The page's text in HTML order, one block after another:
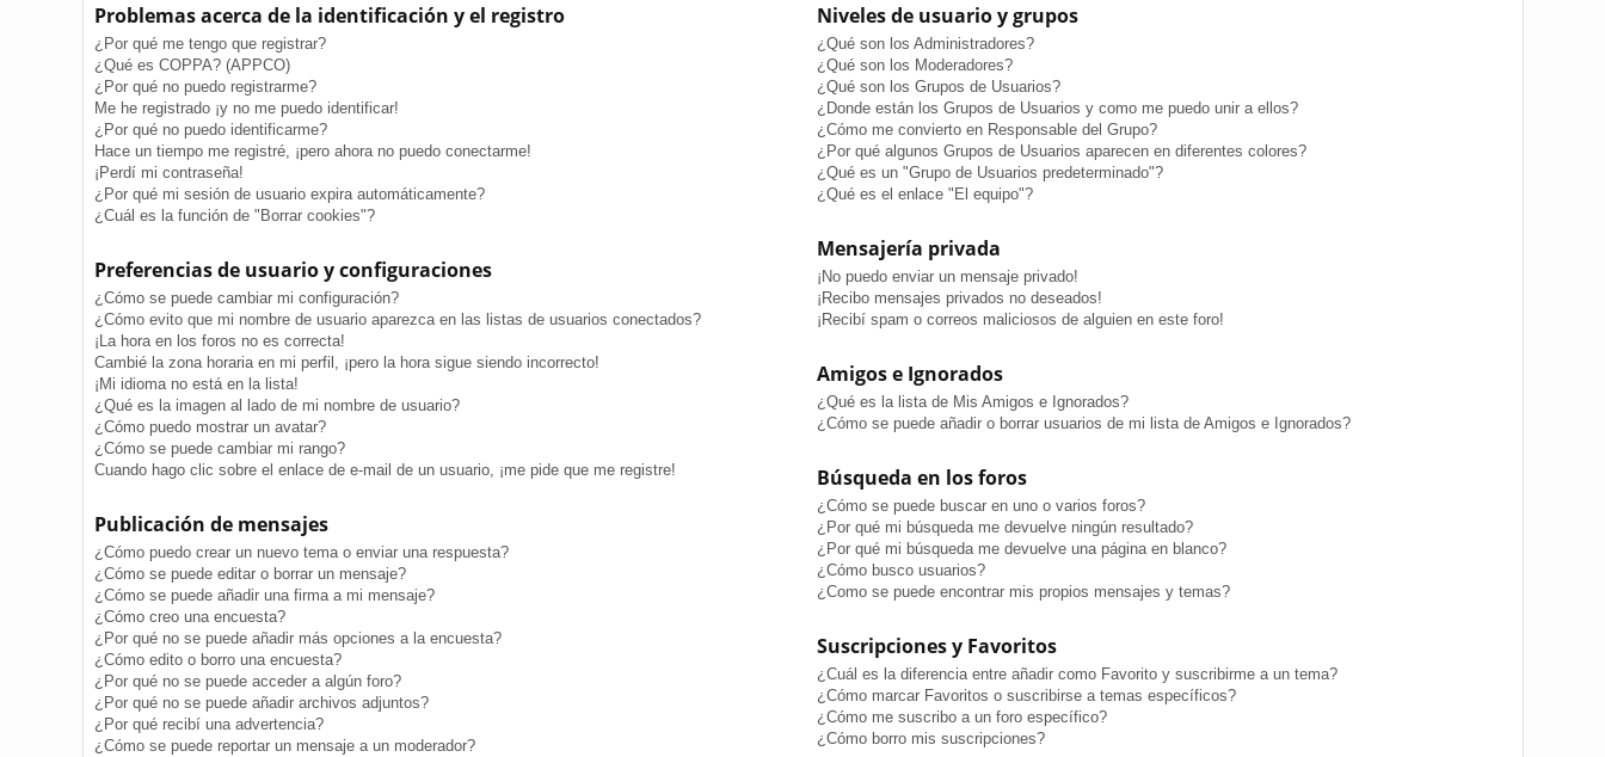
Problemas acerca de la identificación y el registro
¿Por qué me tengo que registrar?
¿Qué es COPPA? (APPCO)
¿Por qué no puedo registrarme?
Me he registrado ¡y no me puedo identificar!
¿Por qué no puedo identificarme?
Hace un tiempo me registré, ¡pero ahora no puedo conectarme!
¡Perdí mi contraseña!
¿Por qué mi sesión de usuario expira automáticamente?
¿Cuál es la función de "Borrar cookies"?
Preferencias de usuario y configuraciones
¿Cómo se puede cambiar mi configuración?
¿Cómo evito que mi nombre de usuario aparezca en las listas de usuarios conectados?
¡La hora en los foros no es correcta!
Cambié la zona horaria en mi perfil, ¡pero la hora sigue siendo incorrecto!
¡Mi idioma no está en la lista!
¿Qué es la imagen al lado de mi nombre de usuario?
¿Cómo puedo mostrar un avatar?
¿Cómo se puede cambiar mi rango?
Cuando hago clic sobre el enlace de e-mail de un usuario, ¡me pide que me registre!
Publicación de mensajes
¿Cómo puedo crear un nuevo tema o enviar una respuesta?
¿Cómo se puede editar o borrar un mensaje?
¿Cómo se puede añadir una firma a mi mensaje?
¿Cómo creo una encuesta?
¿Por qué no se puede añadir más opciones a la encuesta?
¿Cómo edito o borro una encuesta?
¿Por qué no se puede acceder a algún foro?
¿Por qué no se puede añadir archivos adjuntos?
¿Por qué recibí una advertencia?
¿Cómo se puede reportar un mensaje a un moderador?
Niveles de usuario y grupos
¿Qué son los Administradores?
¿Qué son los Moderadores?
¿Qué son los Grupos de Usuarios?
¿Donde están los Grupos de Usuarios y como me puedo unir a ellos?
¿Cómo me convierto en Responsable del Grupo?
¿Por qué algunos Grupos de Usuarios aparecen en diferentes colores?
¿Qué es un "Grupo de Usuarios predeterminado"?
¿Qué es el enlace "El equipo"?
Mensajería privada
¡No puedo enviar un mensaje privado!
¡Recibo mensajes privados no deseados!
¡Recibí spam o correos maliciosos de alguien en este foro!
Amigos e Ignorados
¿Qué es la lista de Mis Amigos e Ignorados?
¿Cómo se puede añadir o borrar usuarios de mi lista de Amigos e Ignorados?
Búsqueda en los foros
¿Cómo se puede buscar en uno o varios foros?
¿Por qué mi búsqueda me devuelve ningún resultado?
¿Por qué mi búsqueda me devuelve una página en blanco?
¿Cómo busco usuarios?
¿Como se puede encontrar mis propios mensajes y temas?
Suscripciones y Favoritos
¿Cuál es la diferencia entre añadir como Favorito y suscribirme a un tema?
¿Cómo marcar Favoritos o suscribirse a temas específicos?
¿Cómo me suscribo a un foro específico?
¿Cómo borro mis suscripciones?